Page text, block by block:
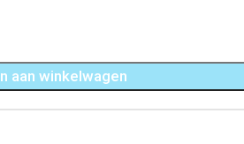
aan winkelwagen